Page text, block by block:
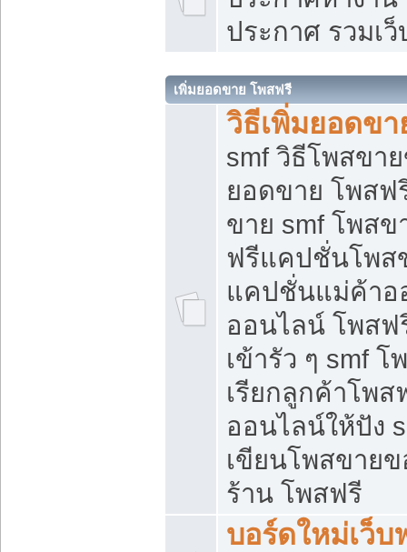
ประกาศ รวมเ
เพิ่มยอดขาย โพสฟรี
วิธีเพิ่มยอดข
smf วิธีโพสขา
ยอดขาย โพสฟ
ขาย smf โพส
ฟรีแคปชั่นโพส
แคปชั่นแม่ค้า
ออนไลน์ โพสฟ
เข้ารัว ๆ smf
เรียกลูกค้าโพส
ออนไลน์ให้ปัง
เขียนโพสขาย
ร้าน โพสฟรี
บอร์ดใหม่เว็บ